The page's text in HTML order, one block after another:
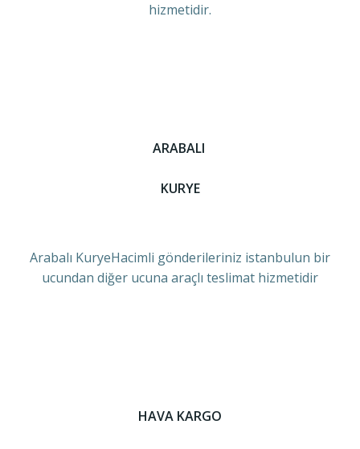
hizmetidir.
ARABALI
KURYE
Arabalı KuryeHacimli gönderileriniz istanbulun bir
ucundan diğer ucuna araçlı teslimat hizmetidir
HAVA KARGO